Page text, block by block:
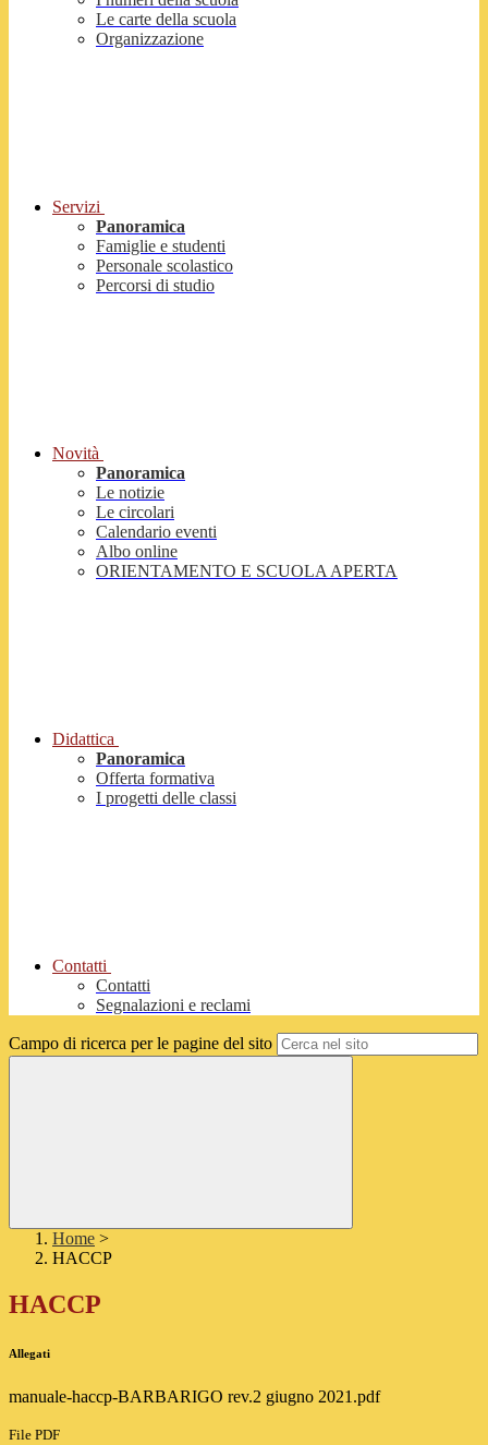
Le carte della scuola
Organizzazione
Servizi
Panoramica
Famiglie e studenti
Personale scolastico
Percorsi di studio
Novità
Panoramica
Le notizie
Le circolari
Calendario eventi
Albo online
ORIENTAMENTO E SCUOLA APERTA
Didattica
Panoramica
Offerta formativa
I progetti delle classi
Contatti
Contatti
Segnalazioni e reclami
Campo di ricerca per le pagine del sito
Home >
HACCP
HACCP
Allegati
manuale-haccp-BARBARIGO rev.2 giugno 2021.pdf
File PDF